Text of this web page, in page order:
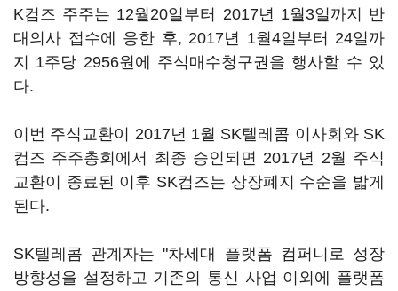
K컴즈 주주는 12월20일부터 2017년 1월3일까지 반
대의사 접수에 응한 후, 2017년 1월4일부터 24일까
지 1주당 2956원에 주식매수청구권을 행사할 수 있
다.
이번 주식교환이 2017년 1월 SK텔레콤 이사회와 SK
컴즈 주주총회에서 최종 승인되면 2017년 2월 주식
교환이 종료된 이후 SK컴즈는 상장폐지 수순을 밟게
된다.
SK텔레콤 관계자는 "차세대 플랫폼 컴퍼니로 성장
방향성을 설정하고 기존의 통신 사업 이외에 플랫폼